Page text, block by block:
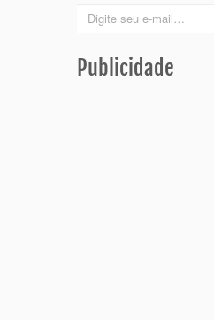
Digite
mail…
Publicidade